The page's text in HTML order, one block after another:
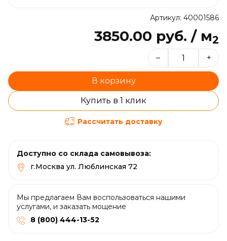
Артикул: 40001586
3850.00 руб. / м2
– +
В корзину
Купить в 1 клик
Рассчитать доставку
Доступно со склада самовывоза:
г.Москва ул. Люблинская 72
Мы предлагаем Вам воспользоваться нашими
услугами, и заказать мощение
8 (800) 444-13-52